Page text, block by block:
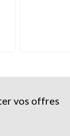
vos offres